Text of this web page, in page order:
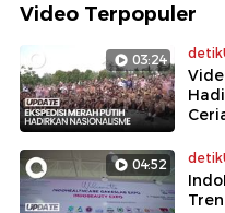
Video Terpopuler
03:24
04:52